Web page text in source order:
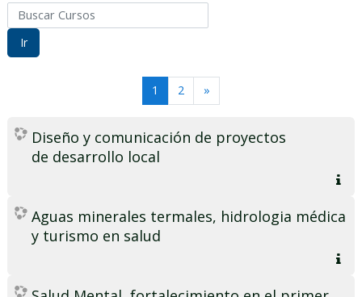
Buscar Cursos
Ir
1 (actual)
2 »Siguiente
Diseño y comunicación de proyectos
de desarrollo local
Aguas minerales termales, hidrologia médica
y turismo en salud